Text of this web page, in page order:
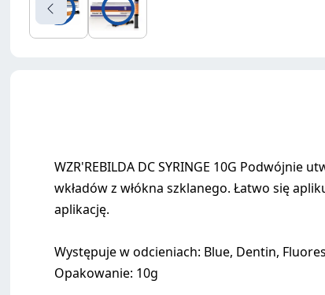
WZR'REBILDA DC SYRINGE 10G
wkładów z włókna szklanego. Łatwo się
aplikację.
Występuje w odcieniach: Blue, Dentin,
Opakowanie: 10g